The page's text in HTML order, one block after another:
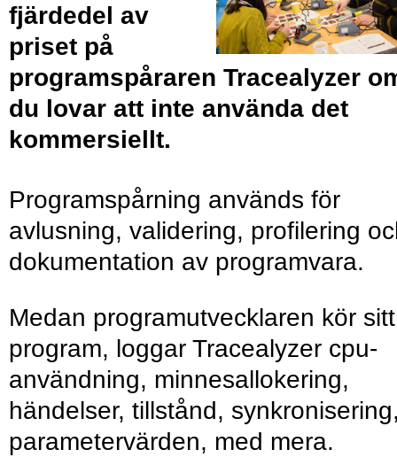
fjärdedel av
priset på
programspåraren Tracealyzer
du lovar att inte använda det
kommersiellt.
Programspårning används för
avlusning, validering, profilering
dokumentation av programvara.
Medan programutvecklaren kör sitt
program, loggar Tracealyzer cpu-
användning, minnesallokering,
händelser, tillstånd,
parametervärden, med mera.